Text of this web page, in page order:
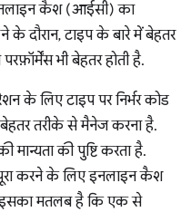
कैश (आईसी) का
के दौरान, टाइप के बारे में बेहतर
परफ़ॉर्मेंस भी बेहतर होती है.
के लिए टाइप पर निर्भर कोड
तरीके से मैनेज करना है.
की पुष्टि करता है.
करने के लिए इनलाइन कैश
इसका मतलब है कि एक से